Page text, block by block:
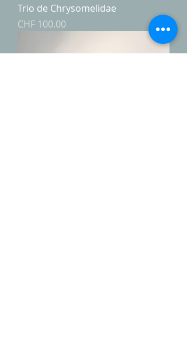
Trio de Chrysomelidae
Price
CHF 100.00